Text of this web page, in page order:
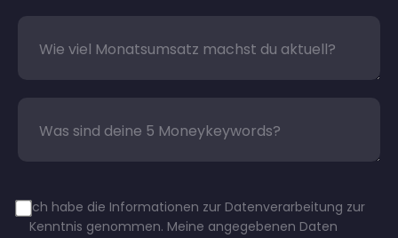
Ich habe die Informationen zur Datenverarbeitung zur
Kenntnis genommen. Meine angegebenen Daten